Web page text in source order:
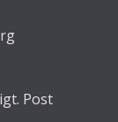
Post